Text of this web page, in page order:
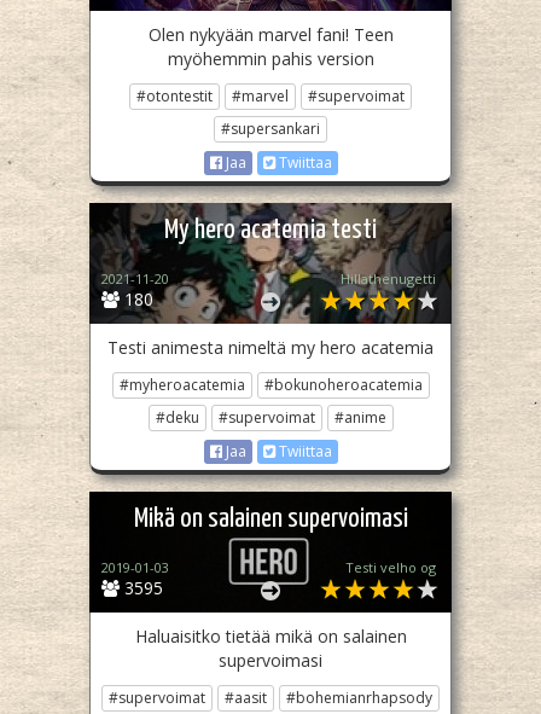
Olen nykyään marvel fani! Teen
myöhemmin pahis version
#otontestit #marvel
#supervoimat
#supersankari
Jaa
Twiittaa
My hero acatemia testi
180
2021-11-20 Hillathenugetti
Testi animesta nimeltä my hero acatemia
#myheroacatemia
#bokunoheroacatemia
#deku
#supervoimat
#anime
Jaa
Twiittaa
Mikä on salainen supervoimasi
3595
2019-01-03 Testi velho og
Haluaisitko tietää mikä on salainen
supervoimasi
#supervoimat #aasit #bohemianrhapsody